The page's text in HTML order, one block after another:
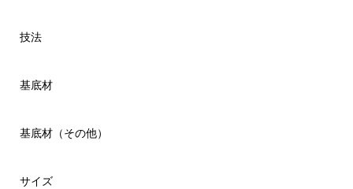
技法
基底材
基底材（その他）
サイズ